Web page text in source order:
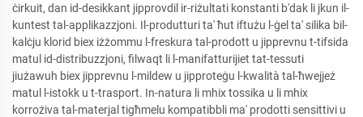
ċirkuit, dan id-desikkant jipprovdil ir-riżultati konstanti b'dak li jkun il-
kuntest tal-applikazzjoni. Il-produtturi ta' ħut iftużu l-ġel ta' silika bil-
kalċju klorid biex iżżommu l-freskura tal-prodott u jipprevnu t-tifsida
matul id-distribuzzjoni, filwaqt li l-manifatturijiet tat-tessuti
jiużawuh biex jipprevnu l-mildew u jipproteġu l-kwalità tal-ħwejjeż
matul l-istokk u t-trasport. In-natura li mhix tossika u li mhix
korrożiva tal-materjal tigħmelu kompatibbli ma' prodotti sensittivi u